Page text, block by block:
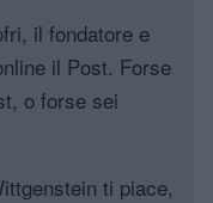
il fondatore e
il Post. Forse
o forse sei
ti piace,